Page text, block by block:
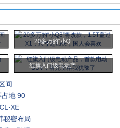
20多万的“小Q
红旗入门级电动产
间
占地 90
秘密布局